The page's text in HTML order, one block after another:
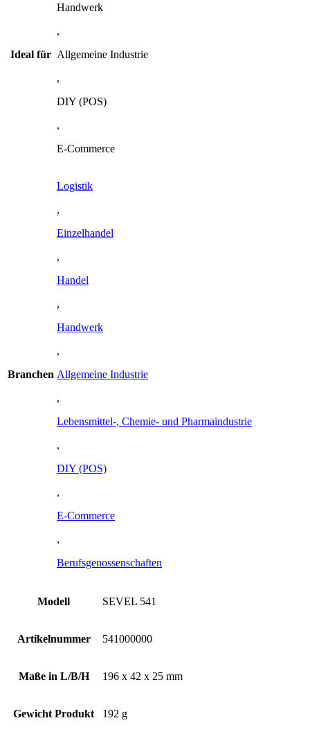
Ideal für
Handwerk
,
Allgemeine Industrie
,
DIY (POS)
,
E-Commerce
Branchen
Logistik
,
Einzelhandel
,
Handel
,
Handwerk
,
Allgemeine Industrie
,
Lebensmittel-, Chemie- und Pharmaindustrie
,
DIY (POS)
,
E-Commerce
,
Berufsgenossenschaften
Modell SEVEL 541
Artikelnummer 541000000
Maße in L/B/H 196 x 42 x 25 mm
Gewicht Produkt 192 g